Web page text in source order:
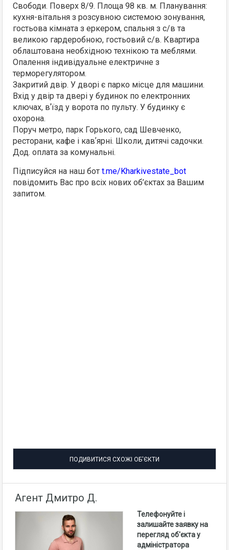
Свободи. Поверх 8/9. Площа 98 кв. м. Планування:
кухня-вітальня з розсувною системою зонування,
гостьова кімната з еркером, спальня з с/в та
великою гардеробною, гостьовий с/в. Квартира
облаштована необхідною технікою та меблями.
Опалення індивідуальне електричне з
терморегулятором.
Закритий двір. У дворі є парко місце для машини.
Вхід у двір та двері у будинок по електронних
ключах, вʼїзд у ворота по пульту. У будинку є
охорона.
Поруч метро, парк Горького, сад Шевченко,
ресторани, кафе і кавʼярні. Школи, дитячі садочки.
Дод. оплата за комунальні.
Підписуйся на наш бот t.me/Kharkivestate_bot
повідомить Вас про всіх нових об’єктах за Вашим
запитом.
ПОДИВИТИСЯ СХОЖІ ОБ'ЄКТИ
Агент Дмитро Д.
Телефонуйте і
залишайте заявку на
перегляд об'єкта у
адміністратора